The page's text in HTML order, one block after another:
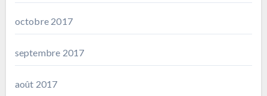
octobre 2017
septembre 2017
août 2017